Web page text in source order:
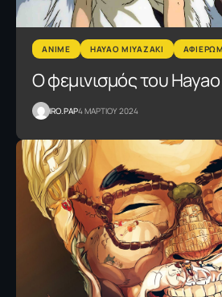
ANIME HAYAO MIYAZAKI
Ο φεμινισμός του
IRO.PAP4 ΜΑΡΤΙΟΥ 2024